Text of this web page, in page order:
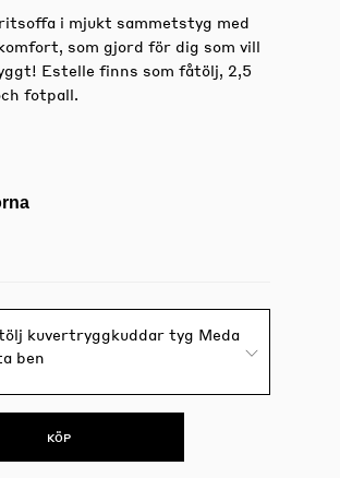
i mjukt sammetstyg med
som gjord för dig som vill
Estelle finns som fåtölj, 2,5
fotpall.
kuvertryggkuddar tyg Meda
ben
KÖP